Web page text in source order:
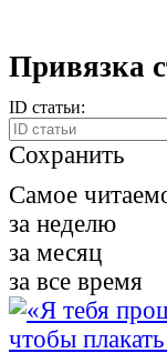
Привязка
ID статьи:
Сохранить
Самое
за неделю
за месяц
за все время